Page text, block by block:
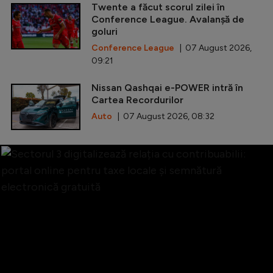
Twente a făcut scorul zilei în
Conference League. Avalanșă de
goluri
Conference League | 07 August 2026,
09:21
Nissan Qashqai e-POWER intră în
Cartea Recordurilor
Auto | 07 August 2026, 08:32